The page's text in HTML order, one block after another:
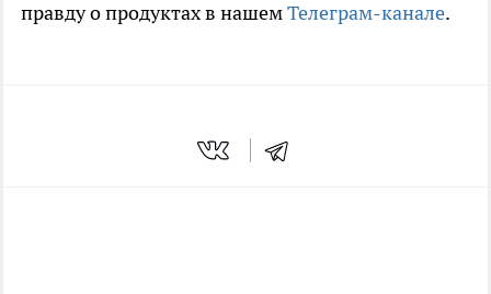
правду о продуктах в нашемТелеграм-канале.